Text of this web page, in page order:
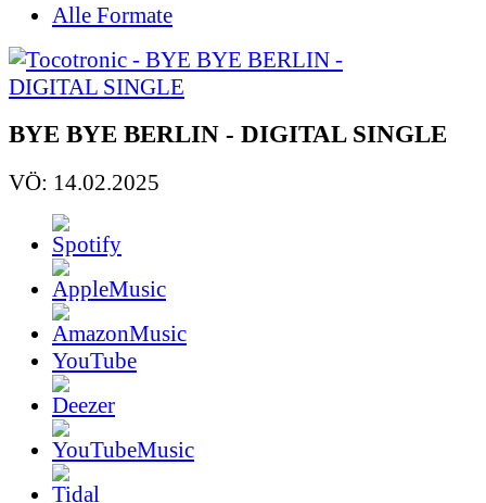
Alle Formate
BYE BYE BERLIN - DIGITAL SINGLE
VÖ: 14.02.2025
YouTube